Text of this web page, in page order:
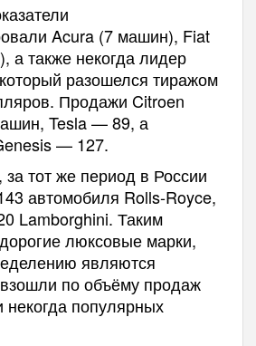
Acura (7 машин), Fiat
а также некогда лидер
разошелся тиражом
Продажи Citroen
Tesla — 89, а
— 127.
тот же период в России
автомобиля Rolls-Royce,
Lamborghini. Таким
люксовые марки,
являются
по объёму продаж
популярных